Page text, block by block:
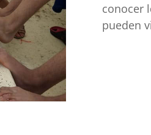
conocer
pueden